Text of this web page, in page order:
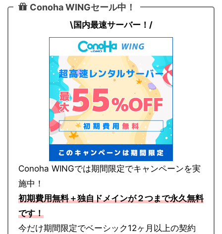
Conoha WINGセール中！
\国内最速サーバー！/
Conoha WINGでは期間限定でキャンペーンを実
施中！
初期費用無料＋独自ドメインが２つまで永久無料
です！
今だけ期間限定でベーシック12ヶ月以上の契約